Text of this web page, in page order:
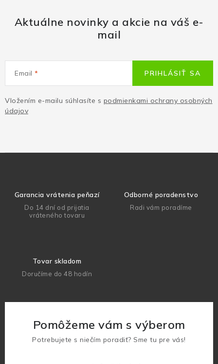
Aktuálne novinky a akcie na váš e-
mail
Email
Vložením e-mailu súhlasíte s podmienkami ochrany osobných
údajov
PRIHLÁSIŤ SA
Garancia vrátenia peňazí
Do 14 dní od prijatia
vráteného tovaru
Odborné poradenstvo
Radi vám poradíme
Tovar skladom
Doručíme do 48 hodín
Pomôžeme vám s výberom
Potrebujete s niečím poradiť? Sme tu pre vás!